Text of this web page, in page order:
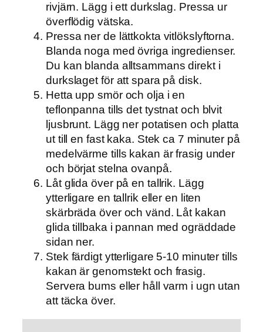
rivjärn. Lägg i ett durkslag. Pressa ur
överflödig vätska.
Pressa ner de lättkokta vitlökslyftorna.
Blanda noga med övriga ingredienser.
Du kan blanda alltsammans direkt i
durkslaget för att spara på disk.
Hetta upp smör och olja i en
teflonpanna tills det tystnat och blvit
ljusbrunt. Lägg ner potatisen och platta
ut till en fast kaka. Stek ca 7 minuter på
medelvärme tills kakan är frasig under
och börjat stelna ovanpå.
Låt glida över på en tallrik. Lägg
ytterligare en tallrik eller en liten
skärbräda över och vänd. Låt kakan
glida tillbaka i pannan med ogräddade
sidan ner.
Stek färdigt ytterligare 5-10 minuter tills
kakan är genomstekt och frasig.
Servera bums eller håll varm i ugn utan
att täcka över.